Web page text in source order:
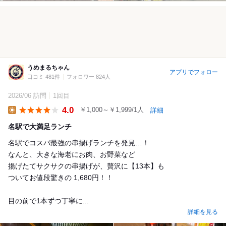
うめまるちゃん
口コミ 481件 フォロワー 824人
アプリでフォロー
2026/06 訪問 1回目
4.0 ￥1,000～￥1,999/1人 詳細
名駅で大満足ランチ
名駅でコスパ最強の串揚げランチを発見…！
なんと、大きな海老にお肉、お野菜など
揚げたてサクサクの串揚げが、贅沢に【13本】も
ついてお値段驚きの 1,680円！！
目の前で1本ずつ丁寧に...
詳細を見る